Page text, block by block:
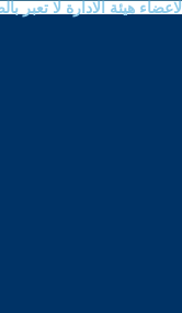
هيئة الادارة لا تعبر